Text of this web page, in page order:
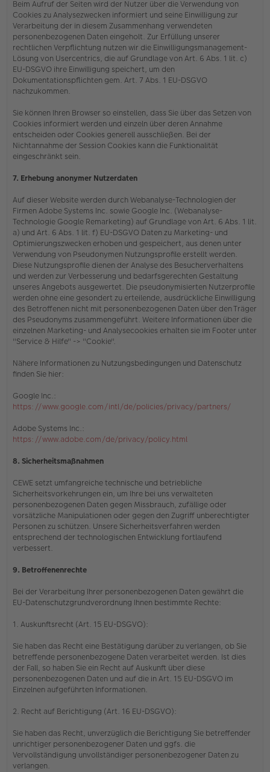
Beim Aufruf der Seiten wird der Nutzer über die Verwendung von
Cookies zu Analysezwecken informiert und seine Einwilligung zur
Verarbeitung der in diesem Zusammenhang verwendeten
personenbezogenen Daten eingeholt. Zur Erfüllung unserer
rechtlichen Verpflichtung nutzen wir die Einwilligungsmanagement-
Lösung von Usercentrics, die auf Grundlage von Art. 6 Abs. 1 lit. c)
EU-DSGVO ihre Einwilligung speichert, um den
Dokumentationspflichten gem. Art. 7 Abs. 1 EU-DSGVO
nachzukommen.
Sie können Ihren Browser so einstellen, dass Sie über das Setzen von
Cookies informiert werden und einzeln über deren Annahme
entscheiden oder Cookies generell ausschließen. Bei der
Nichtannahme der Session Cookies kann die Funktionalität
eingeschränkt sein.
7. Erhebung anonymer Nutzerdaten
Auf dieser Website werden durch Webanalyse-Technologien der
Firmen Adobe Systems Inc. sowie Google Inc. (Webanalyse-
Technologie Google Remarketing) auf Grundlage von Art. 6 Abs. 1 lit.
a) und Art. 6 Abs. 1 lit. f) EU-DSGVO Daten zu Marketing- und
Optimierungszwecken erhoben und gespeichert, aus denen unter
Verwendung von Pseudonymen Nutzungsprofile erstellt werden.
Diese Nutzungsprofile dienen der Analyse des Besucherverhaltens
und werden zur Verbesserung und bedarfsgerechten Gestaltung
unseres Angebots ausgewertet. Die pseudonymisierten Nutzerprofile
werden ohne eine gesondert zu erteilende, ausdrückliche Einwilligung
des Betroffenen nicht mit personenbezogenen Daten über den Träger
des Pseudonyms zusammengeführt. Weitere Informationen über die
einzelnen Marketing- und Analysecookies erhalten sie im Footer unter
"Service & Hilfe" -> "Cookie".
Nähere Informationen zu Nutzungsbedingungen und Datenschutz
finden Sie hier:
Google Inc.:
https://www.google.com/intl/de/policies/privacy/partners/
Adobe Systems Inc.:
https://www.adobe.com/de/privacy/policy.html
8. Sicherheitsmaßnahmen
CEWE setzt umfangreiche technische und betriebliche
Sicherheitsvorkehrungen ein, um Ihre bei uns verwalteten
personenbezogenen Daten gegen Missbrauch, zufällige oder
vorsätzliche Manipulationen oder gegen den Zugriff unberechtigter
Personen zu schützen. Unsere Sicherheitsverfahren werden
entsprechend der technologischen Entwicklung fortlaufend
verbessert.
9. Betroffenenrechte
Bei der Verarbeitung Ihrer personenbezogenen Daten gewährt die
EU-Datenschutzgrundverordnung Ihnen bestimmte Rechte:
1. Auskunftsrecht (Art. 15 EU-DSGVO):
Sie haben das Recht eine Bestätigung darüber zu verlangen, ob Sie
betreffende personenbezogene Daten verarbeitet werden. Ist dies
der Fall, so haben Sie ein Recht auf Auskunft über diese
personenbezogenen Daten und auf die in Art. 15 EU-DSGVO im
Einzelnen aufgeführten Informationen.
2. Recht auf Berichtigung (Art. 16 EU-DSGVO):
Sie haben das Recht, unverzüglich die Berichtigung Sie betreffender
unrichtiger personenbezogener Daten und ggfs. die
Vervollständigung unvollständiger personenbezogener Daten zu
verlangen.